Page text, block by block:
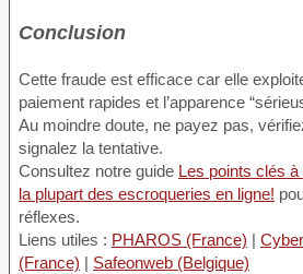
Conclusion
Cette fraude est efficace car elle
paiement rapides et l’apparence
Au moindre doute, ne payez pas,
signalez la tentative.
Consultez notre guide Les points clés
la plupart des escroqueries en ligne!
réflexes.
Liens utiles : PHAROS (France) |
(France) | Safeonweb (Belgique)